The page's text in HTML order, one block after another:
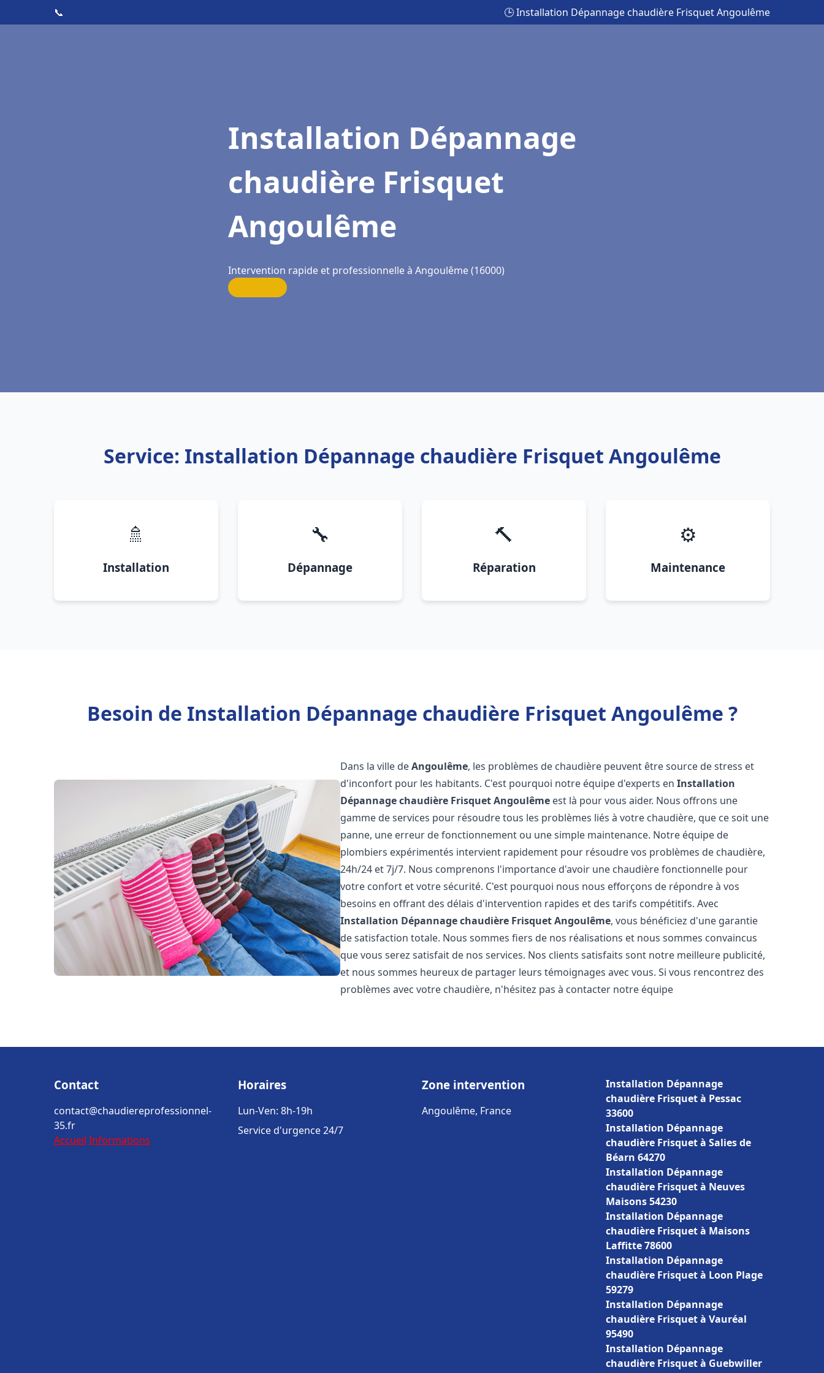
📞 🕒 Installation Dépannage chaudière Frisquet Angoulême
Installation Dépannage
chaudière Frisquet
Angoulême
Intervention rapide et professionnelle à Angoulême (16000)
Service: Installation Dépannage chaudière Frisquet Angoulême
🚿
Installation
🔧
Dépannage
🔨
Réparation
⚙️
Maintenance
Besoin de Installation Dépannage chaudière Frisquet Angoulême ?
Dans la ville deAngoulême, les problèmes de chaudière peuvent être source de stress et
d'inconfort pour les habitants. C'est pourquoi notre équipe d'experts enInstallation
Dépannage chaudière FrisquetAngoulême est là pour vous aider. Nous offrons une
gamme de services pour résoudre tous les problèmes liés à votre chaudière, que ce soit une
panne, une erreur de fonctionnement ou une simple maintenance. Notre équipe de
plombiers expérimentés intervient rapidement pour résoudre vos problèmes de chaudière,
24h/24 et 7j/7. Nous comprenons l'importance d'avoir une chaudière fonctionnelle pour
votre confort et votre sécurité. C'est pourquoi nous nous efforçons de répondre à vos
besoins en offrant des délais d'intervention rapides et des tarifs compétitifs. Avec
Installation Dépannage chaudière FrisquetAngoulême, vous bénéficiez d'une garantie
de satisfaction totale. Nous sommes fiers de nos réalisations et nous sommes convaincus
que vous serez satisfait de nos services. Nos clients satisfaits sont notre meilleure publicité,
et nous sommes heureux de partager leurs témoignages avec vous. Si vous rencontrez des
problèmes avec votre chaudière, n'hésitez pas à contacter notre équipe
Contact
contact@chaudiereprofessionnel-
35.fr
Accueil Informations
Horaires
Lun-Ven: 8h-19h
Service d'urgence 24/7
Zone intervention
Angoulême, France
Installation Dépannage
chaudière Frisquet à Pessac
33600
Installation Dépannage
chaudière Frisquet à Salies de
Béarn 64270
Installation Dépannage
chaudière Frisquet à Neuves
Maisons 54230
Installation Dépannage
chaudière Frisquet à Maisons
Laffitte 78600
Installation Dépannage
chaudière Frisquet à Loon Plage
59279
Installation Dépannage
chaudière Frisquet à Vauréal
95490
Installation Dépannage
chaudière Frisquet à Guebwiller